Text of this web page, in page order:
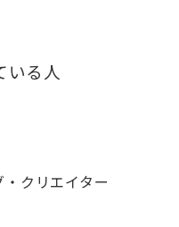
いる人
クリエイター